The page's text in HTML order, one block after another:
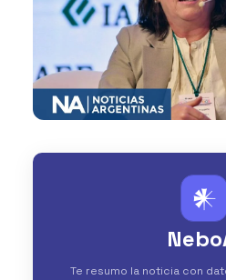
𒀭
Te resumo la noticia con